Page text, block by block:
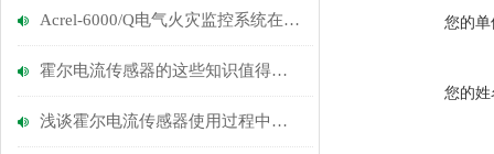
Acrel-6000/Q电气火灾监控系统在宜兴九如城项目的应用
霍尔电流传感器的这些知识值得我们学习
浅谈霍尔电流传感器使用过程中的注意事项
您的单
您的姓